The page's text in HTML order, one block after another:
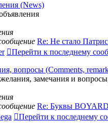
(News)
Re: Не стало
Перейти к последнему
вопросы (Comments,
замечания и
Re: Буквы BOYARD
Перейти к последнему